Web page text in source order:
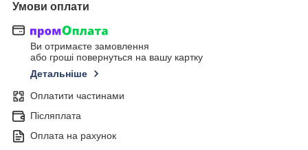
Умови оплати
Ви отримаєте замовлення
або гроші повернуться на вашу картку
Детальніше
Оплатити частинами
Післяплата
Оплата на рахунок